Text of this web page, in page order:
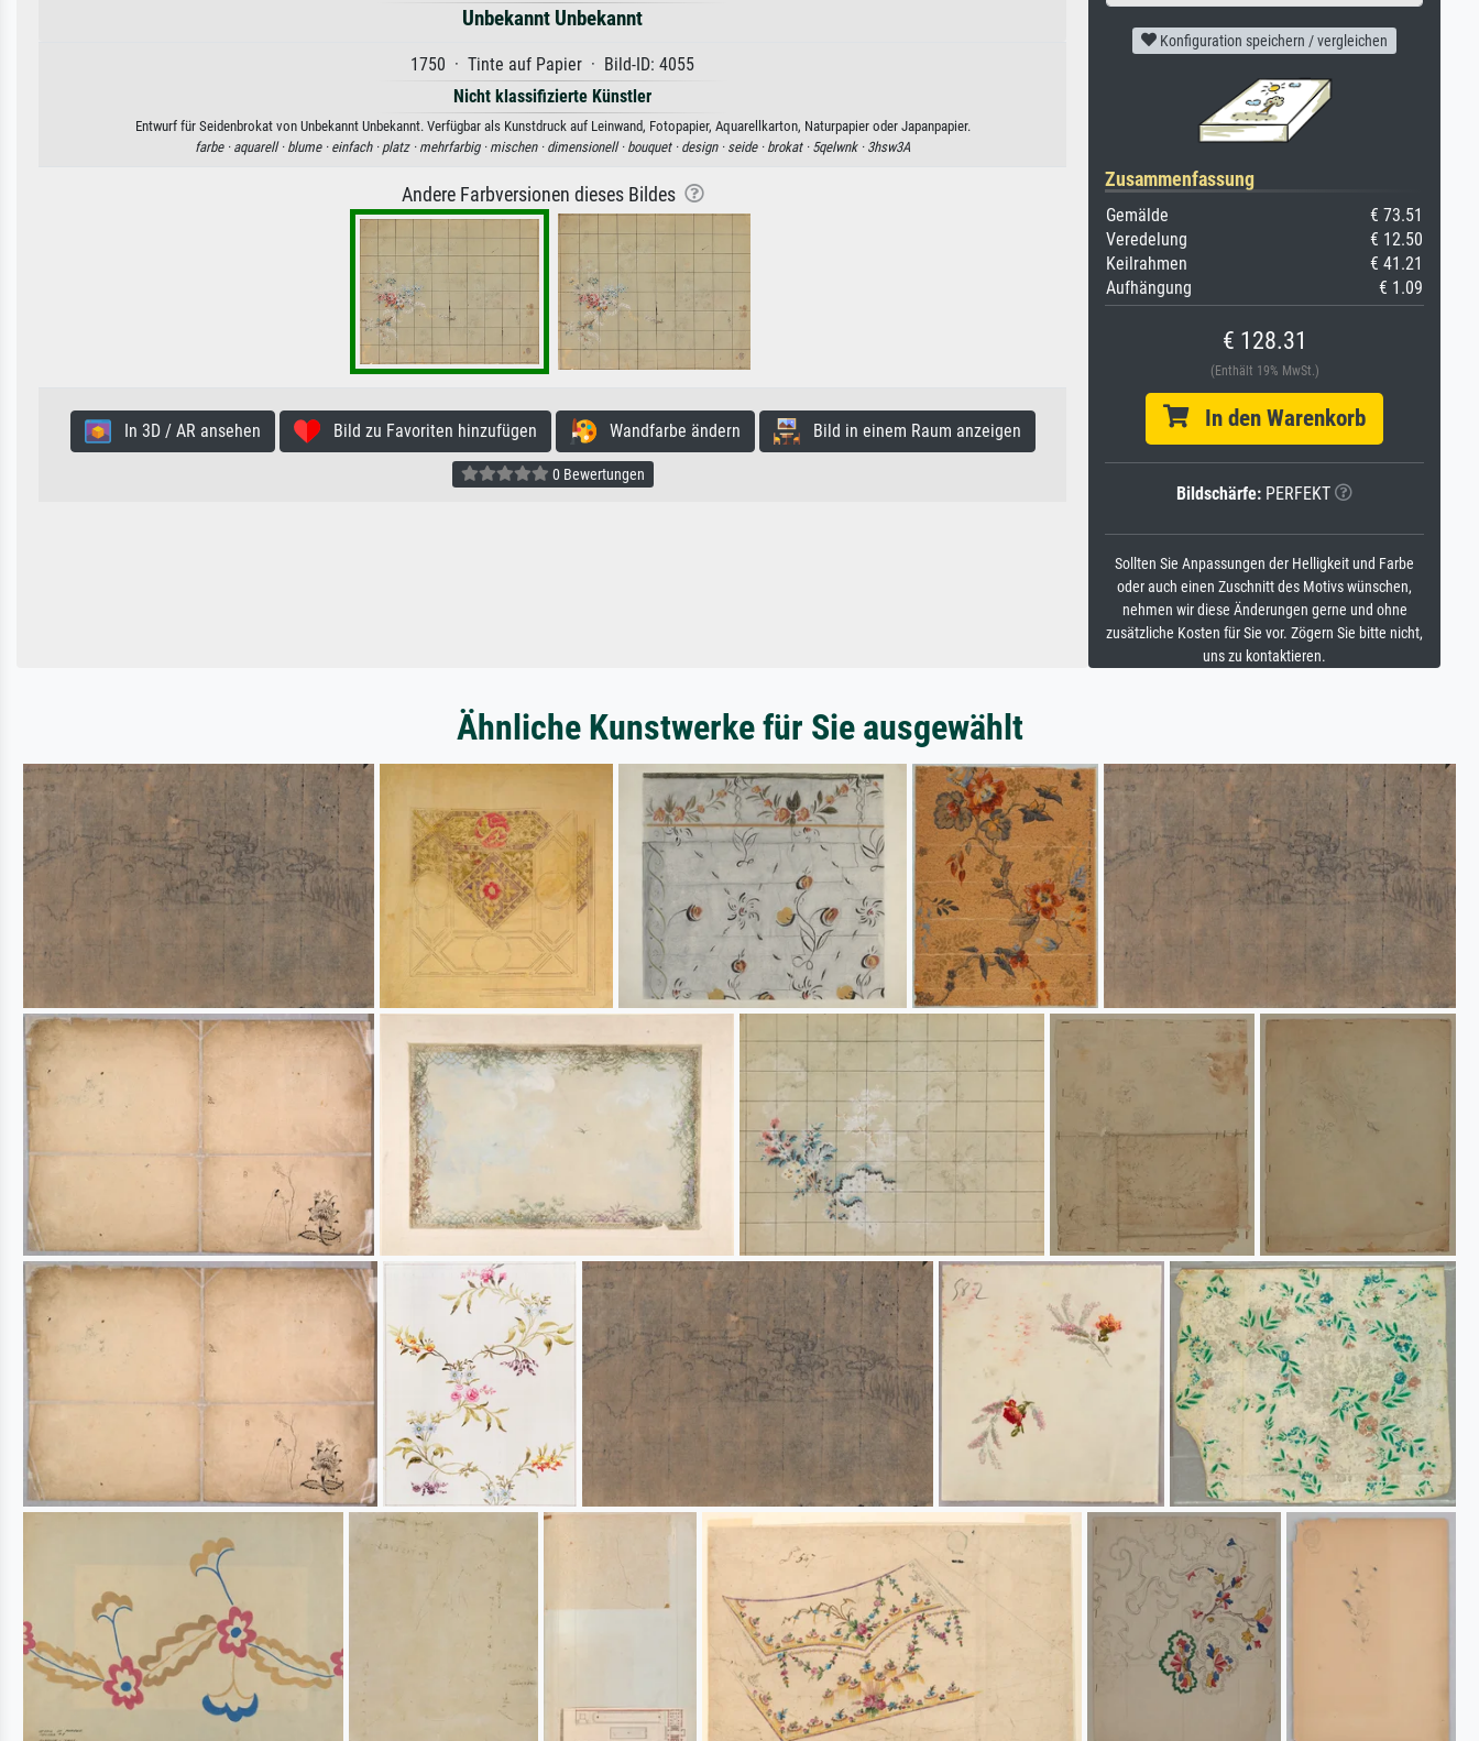
Unbekannt Unbekannt
1750 · Tinte auf Papier · Bild-ID: 4055
Nicht klassifizierte Künstler
Entwurf für Seidenbrokat von Unbekannt Unbekannt. Verfügbar als Kunstdruck auf Leinwand, Fotopapier, Aquarellkarton, Naturpapier oder Japanpapier.
farbe · aquarell · blume · einfach · platz · mehrfarbig · mischen · dimensionell · bouquet · design · seide · brokat · 5qelwnk · 3hsw3A
Andere Farbversionen dieses Bildes
In 3D / AR ansehen Bild zu Favoriten hinzufügen Wandfarbe ändern Bild in einem Raum anzeigen
0 Bewertungen
Konfiguration speichern / vergleichen
Zusammenfassung
Gemälde
€ 73.51
Veredelung
€ 12.50
Keilrahmen
€ 41.21
Aufhängung
€ 1.09
€ 128.31
(Enthält 19% MwSt.)
In den Warenkorb
Bildschärfe: PERFEKT
Sollten Sie Anpassungen der Helligkeit und Farbe
oder auch einen Zuschnitt des Motivs wünschen,
nehmen wir diese Änderungen gerne und ohne
zusätzliche Kosten für Sie vor. Zögern Sie bitte nicht,
uns zu kontaktieren.
Ähnliche Kunstwerke für Sie ausgewählt